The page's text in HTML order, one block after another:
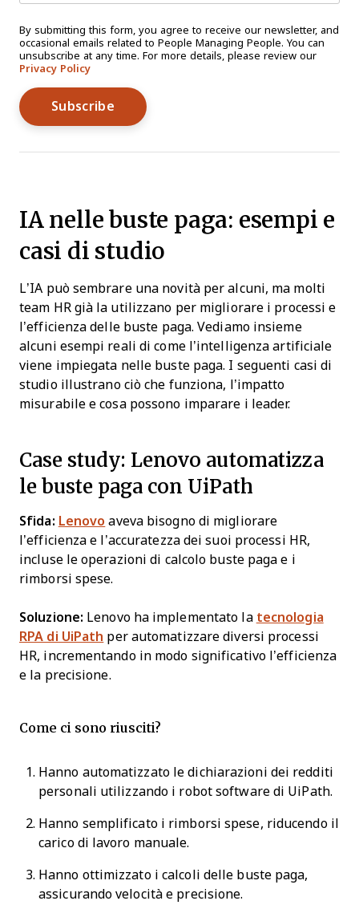
By submitting this form, you agree to receive our newsletter, and
occasional emails related to People Managing People. You can
unsubscribe at any time. For more details, please review our
Privacy Policy
IA nelle buste paga: esempi e
casi di studio
L’IA può sembrare una novità per alcuni, ma molti
team HR già la utilizzano per migliorare i processi e
l’efficienza delle buste paga. Vediamo insieme
alcuni esempi reali di come l’intelligenza artificiale
viene impiegata nelle buste paga. I seguenti casi di
studio illustrano ciò che funziona, l’impatto
misurabile e cosa possono imparare i leader.
Case study: Lenovo automatizza
le buste paga con UiPath
Sfida: Lenovo aveva bisogno di migliorare
l’efficienza e l’accuratezza dei suoi processi HR,
incluse le operazioni di calcolo buste paga e i
rimborsi spese.
Soluzione: Lenovo ha implementato la tecnologia
RPA di UiPath per automatizzare diversi processi
HR, incrementando in modo significativo l’efficienza
e la precisione.
Come ci sono riusciti?
Hanno automatizzato le dichiarazioni dei redditi
personali utilizzando i robot software di UiPath.
Hanno semplificato i rimborsi spese, riducendo il
carico di lavoro manuale.
Hanno ottimizzato i calcoli delle buste paga,
assicurando velocità e precisione.